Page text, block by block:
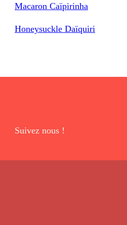
Macaron Caïpirinha
Honeysuckle Daïquiri
Suivez nous !